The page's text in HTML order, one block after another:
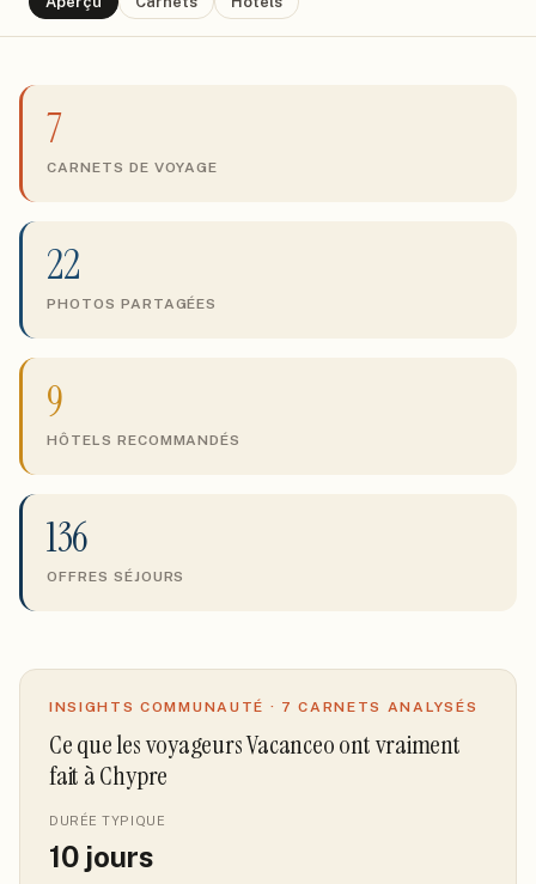
7
CARNETS DE VOYAGE
22
PHOTOS PARTAGÉES
9
HÔTELS RECOMMANDÉS
136
OFFRES SÉJOURS
INSIGHTS COMMUNAUTÉ · 7 CARNETS ANALYSÉS
Ce que les voyageurs Vacanceo ont vraiment
fait à Chypre
DURÉE TYPIQUE
10 jours